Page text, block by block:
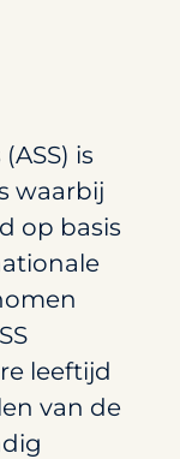
is
waarbij
op basis
leeftijd
van de